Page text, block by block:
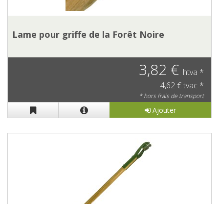
Lame pour griffe de la Forêt Noire
3,82 € htva *
4,62 € tvac *
* hors frais de transport
Ajouter